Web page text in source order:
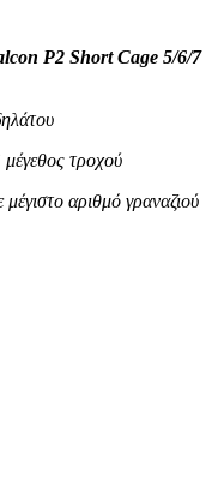
P2 Short Cage 5/6/7
τροχού
αριθμό γραναζιού